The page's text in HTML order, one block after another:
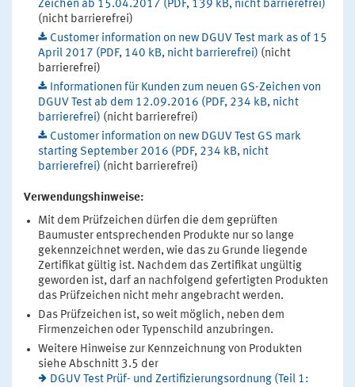
Zeichen ab 15.04.2017 (PDF, 139 kB, nicht barrierefrei)
(nicht barrierefrei)
Customer information on new DGUV Test mark as of 15
April 2017 (PDF, 140 kB, nicht barrierefrei) (nicht
barrierefrei)
Informationen für Kunden zum neuen GS-Zeichen von
DGUV Test ab dem 12.09.2016 (PDF, 234 kB, nicht
barrierefrei) (nicht barrierefrei)
Customer information on new DGUV Test GS mark
starting September 2016 (PDF, 234 kB, nicht
barrierefrei) (nicht barrierefrei)
Verwendungshinweise:
Mit dem Prüfzeichen dürfen die dem geprüften
Baumuster entsprechenden Produkte nur so lange
gekennzeichnet werden, wie das zu Grunde liegende
Zertifikat gültig ist. Nachdem das Zertifikat ungültig
geworden ist, darf an nachfolgend gefertigten Produkten
das Prüfzeichen nicht mehr angebracht werden.
Das Prüfzeichen ist, so weit möglich, neben dem
Firmenzeichen oder Typenschild anzubringen.
Weitere Hinweise zur Kennzeichnung von Produkten
siehe Abschnitt 3.5 der
DGUV Test Prüf- und Zertifizierungsordnung (Teil 1: